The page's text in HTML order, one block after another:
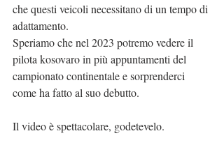
che questi veicoli necessitano di un tempo di
adattamento.
Speriamo che nel 2023 potremo vedere il
pilota kosovaro in più appuntamenti del
campionato continentale e sorprenderci
come ha fatto al suo debutto.
Il video è spettacolare, godetevelo.